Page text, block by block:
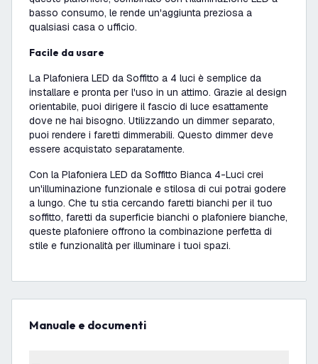
basso consumo, le rende un'aggiunta preziosa a
qualsiasi casa o ufficio.
Facile da usare
La Plafoniera LED da Soffitto a 4 luci è semplice da
installare e pronta per l'uso in un attimo. Grazie al design
orientabile, puoi dirigere il fascio di luce esattamente
dove ne hai bisogno. Utilizzando un dimmer separato,
puoi rendere i faretti dimmerabili. Questo dimmer deve
essere acquistato separatamente.
Con la Plafoniera LED da Soffitto Bianca 4-Luci crei
un'illuminazione funzionale e stilosa di cui potrai godere
a lungo. Che tu stia cercando faretti bianchi per il tuo
soffitto, faretti da superficie bianchi o plafoniere bianche,
queste plafoniere offrono la combinazione perfetta di
stile e funzionalità per illuminare i tuoi spazi.
Manuale e documenti